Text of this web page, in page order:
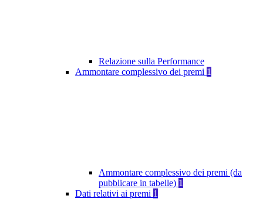
Relazione sulla Performance
Ammontare complessivo dei premi 1
Ammontare complessivo dei premi (da
pubblicare in tabelle) 1
Dati relativi ai premi 1